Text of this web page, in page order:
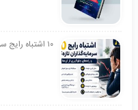
۱۰ اشتباه رایج سرمایه‌گذاران تازه‌کار؛ جلوگیری از ضررهای بزرگ